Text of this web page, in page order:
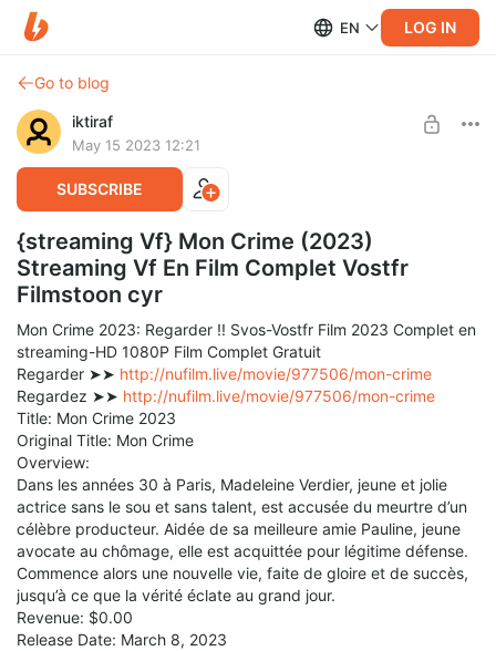
EN LOG IN
Go to blog
iktiraf
May 15 2023 12:21
SUBSCRIBE
{streaming Vf} Mon Crime (2023)
Streaming Vf En Film Complet Vostfr
Filmstoon cyr
Mon Crime 2023: Regarder !! Svos-Vostfr Film 2023 Complet en
streaming-HD 1080P Film Complet Gratuit
Regarder ➤➤ http://nufilm.live/movie/977506/mon-crime
Regardez ➤➤ http://nufilm.live/movie/977506/mon-crime
Title: Mon Crime 2023
Original Title: Mon Crime
Overview:
Dans les années 30 à Paris, Madeleine Verdier, jeune et jolie
actrice sans le sou et sans talent, est accusée du meurtre d’un
célèbre producteur. Aidée de sa meilleure amie Pauline, jeune
avocate au chômage, elle est acquittée pour légitime défense.
Commence alors une nouvelle vie, faite de gloire et de succès,
jusqu’à ce que la vérité éclate au grand jour.
Revenue: $0.00
Release Date: March 8, 2023